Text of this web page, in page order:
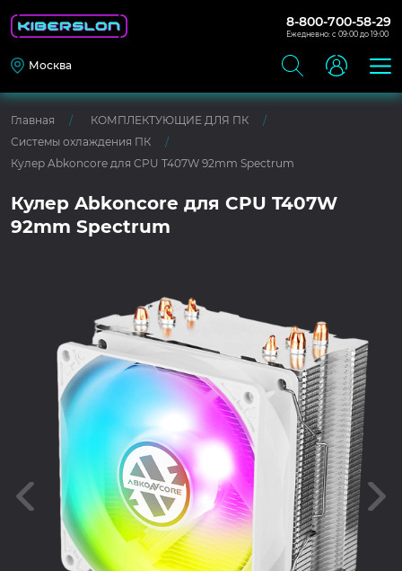
8-800-700-58-29
Ежедневно: с 09:00 до 19:00
Москва
Главная
КОМПЛЕКТУЮЩИЕ ДЛЯ ПК
Системы охлаждения ПК
Кулер Abkoncore для CPU T407W 92mm Spectrum
Кулер Abkoncore для CPU T407W
92mm Spectrum